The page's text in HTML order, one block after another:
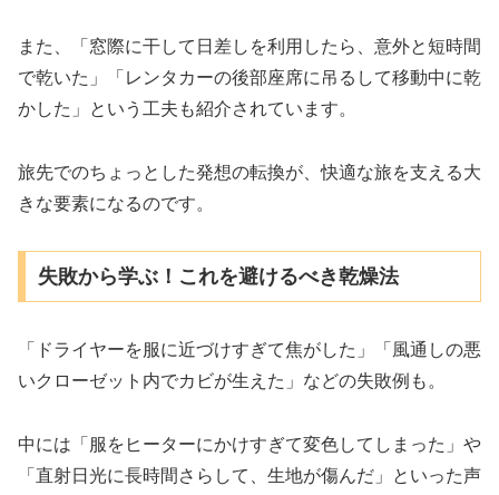
また、「窓際に干して日差しを利用したら、意外と短時間
で乾いた」「レンタカーの後部座席に吊るして移動中に乾
かした」という工夫も紹介されています。
旅先でのちょっとした発想の転換が、快適な旅を支える大
きな要素になるのです。
失敗から学ぶ！これを避けるべき乾燥法
「ドライヤーを服に近づけすぎて焦がした」「風通しの悪
いクローゼット内でカビが生えた」などの失敗例も。
中には「服をヒーターにかけすぎて変色してしまった」や
「直射日光に長時間さらして、生地が傷んだ」といった声